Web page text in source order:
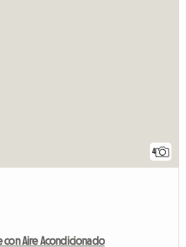
4
con Aire Acondicionado